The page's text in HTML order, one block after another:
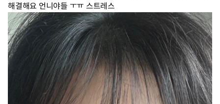
해결해요 언니야들 ㅜㅠ 스트레스